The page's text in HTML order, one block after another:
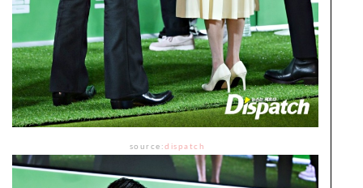
source: dispatch